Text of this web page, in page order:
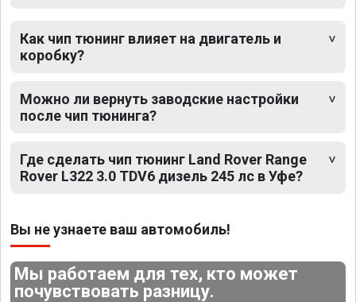
Как чип тюнинг влияет на двигатель и
коробку?
Можно ли вернуть заводские настройки
после чип тюнинга?
Где сделать чип тюнинг Land Rover Range
Rover L322 3.0 TDV6 дизель 245 лс в Уфе?
Вы не узнаете ваш автомобиль!
Мы работаем для тех, кто может
почувствовать разницу.